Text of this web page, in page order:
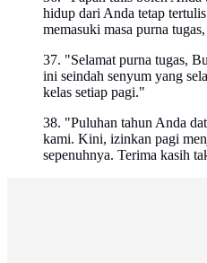
hidup dari Anda tetap
memasuki masa purna
37. "Selamat purna tugas,
ini seindah senyum yang
kelas setiap pagi."
38. "Puluhan tahun Anda
kami. Kini, izinkan pagi
sepenuhnya. Terima kasih